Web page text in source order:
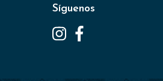
Síguenos